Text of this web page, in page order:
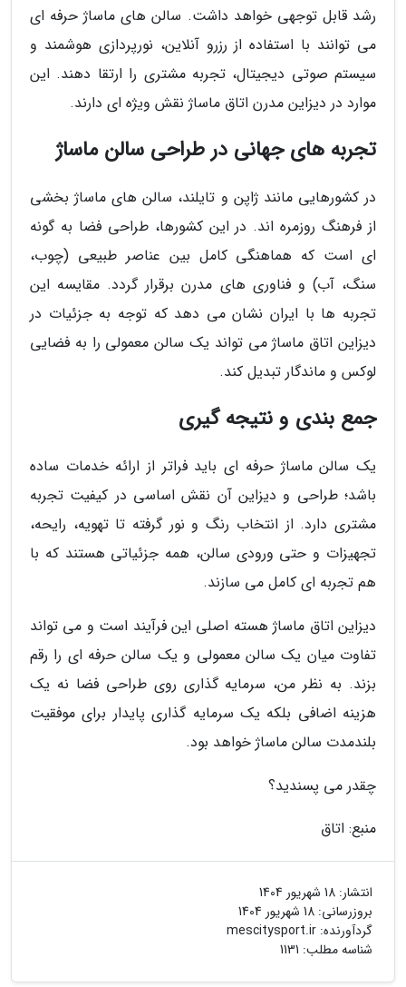
رشد قابل توجهی خواهد داشت. سالن های ماساژ حرفه ای
می توانند با استفاده از رزرو آنلاین، نورپردازی هوشمند و
سیستم صوتی دیجیتال، تجربه مشتری را ارتقا دهند. این
موارد در دیزاین مدرن اتاق ماساژ نقش ویژه ای دارند.
تجربه های جهانی در طراحی سالن ماساژ
در کشورهایی مانند ژاپن و تایلند، سالن های ماساژ بخشی
از فرهنگ روزمره اند. در این کشورها، طراحی فضا به گونه
ای است که هماهنگی کامل بین عناصر طبیعی (چوب،
سنگ، آب) و فناوری های مدرن برقرار گردد. مقایسه این
تجربه ها با ایران نشان می دهد که توجه به جزئیات در
دیزاین اتاق ماساژ می تواند یک سالن معمولی را به فضایی
لوکس و ماندگار تبدیل کند.
جمع بندی و نتیجه گیری
یک سالن ماساژ حرفه ای باید فراتر از ارائه خدمات ساده
باشد؛ طراحی و دیزاین آن نقش اساسی در کیفیت تجربه
مشتری دارد. از انتخاب رنگ و نور گرفته تا تهویه، رایحه،
تجهیزات و حتی ورودی سالن، همه جزئیاتی هستند که با
هم تجربه ای کامل می سازند.
دیزاین اتاق ماساژ هسته اصلی این فرآیند است و می تواند
تفاوت میان یک سالن معمولی و یک سالن حرفه ای را رقم
بزند. به نظر من، سرمایه گذاری روی طراحی فضا نه یک
هزینه اضافی بلکه یک سرمایه گذاری پایدار برای موفقیت
بلندمدت سالن ماساژ خواهد بود.
چقدر می پسندید؟
منبع: اتاق
انتشار: 18 شهریور 1404
بروزرسانی: 18 شهریور 1404
گردآورنده: mescitysport.ir
شناسه مطلب: 1131